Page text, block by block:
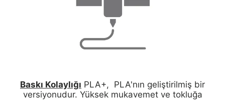
Baskı Kolaylığı PLA+, PLA'nın geliştirilmiş bir
versiyonudur. Yüksek mukavemet ve tokluğa